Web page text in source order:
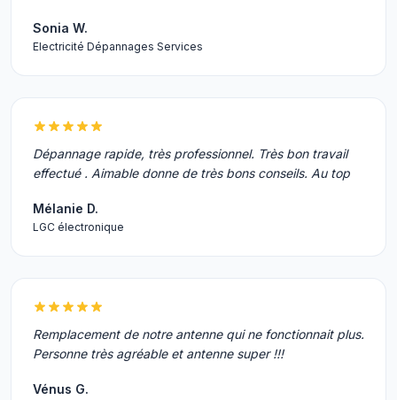
Sonia W.
Electricité Dépannages Services
Dépannage rapide, très professionnel. Très bon travail
effectué . Aimable donne de très bons conseils. Au top
Mélanie D.
LGC électronique
Remplacement de notre antenne qui ne fonctionnait plus.
Personne très agréable et antenne super !!!
Vénus G.